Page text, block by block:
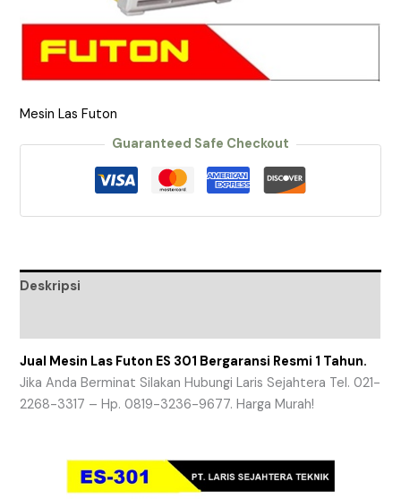
Mesin Las Futon
Guaranteed Safe Checkout
Deskripsi
Jual Mesin Las Futon ES 301 Bergaransi Resmi 1 Tahun.
Jika Anda Berminat Silakan Hubungi Laris Sejahtera Tel. 021-
2268-3317 – Hp. 0819-3236-9677. Harga Murah!